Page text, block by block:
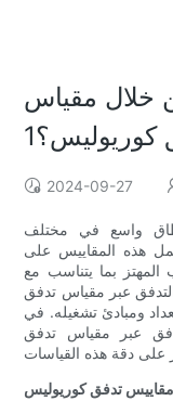
خلال مقياس
كوريوليس؟1
2024-09-27
واسع في مختلف
هذه المقاييس على
المهتز بما يتناسب مع
عبر مقياس تدفق
ومبادئ تشغيله. في
عبر مقياس تدفق
تدفق كوريوليس